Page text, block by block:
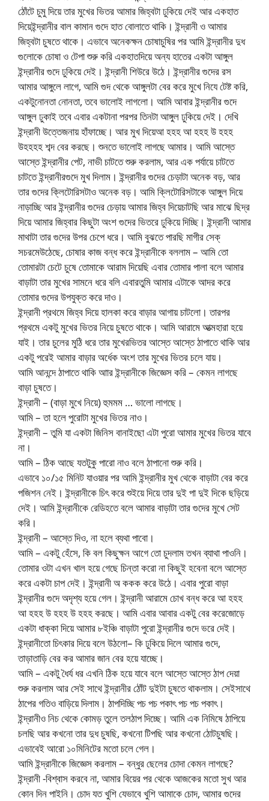
ঠোঁটে চুমু দিয়ে তার মুখের ভিতর আমার জিহ্বটা ঢুকিয়ে দেই আর একহাত
দিয়েইন্দ্রানীর বাল কামান গুদে হাত বোলাতে থাকি। ইন্দ্রানী ও আমার
জিহ্বটা চুষতে থাকে। এভাবে অনেকক্ষন চোষাচুষির পর আমি ইন্দ্রানীর দুধ
গুলোকে চোষা ও টেপা শুরু করি একহাতদিয়ে অন্য হাতের একটা আঙ্গুল
ইন্দ্রানীর গুদে ঢুকিয়ে দেই। ইন্দ্রানী শিউরে উঠে। ইন্দ্রানীর গুদের রস
আমার আঙ্গুলে লাগে, আমি গুদ থেকে আঙ্গুলটা বের করে মুখে নিযে টেষ্ট করি,
একটুনোনতা নোনতা, তবে ভালোই লাগলো। আমি আবার ইন্দ্রানীর গুদে
আঙ্গুল ঢুকাই তবে এবার একটানা পরপর তিনটা আঙ্গুল ঢুকিয়ে দেই। দেখি
ইন্দ্রানী উত্তেজনায় হাঁফাচ্ছে। আর মুখ দিয়েআ হহহ আ হহহ উ হহহ
উহহহহ শব্দ বের করছে। শুনতে ভালোই লাগছে আমার। আমি আস্তে
আস্তে ইন্দ্রানীর পেট, নাভী চাটতে শুরু করলাম, আর এক পর্যায়ে চাটতে
চাটতে ইন্দ্রানীরগুদে মুখ দিলাম। ইন্দ্রানীর গুদের চেড়াটা অনেক বড়, আর
তার গুদের ক্লিটোরিসটাও অনেক বড়। আমি ক্লিটোরিসটাকে আঙ্গুল দিয়ে
নাড়াচ্ছি আর ইন্দ্রানীর গুদের চেড়ায় আমার জিহ্ব দিয়েচাটছি আর মাঝে ছিদ্র
দিয়ে আমার জিহ্বার কিছুটা অংশ গুদের ভিতরে ঢুকিয়ে দিচ্ছি। ইন্দ্রানী আমার
মাথাটা তার গুদের উপর চেপে ধরে। আমি বুঝতে পারছি মাগীর সেক্
সচরমেউঠেছে, চোষার কাজ বন্ধ করে ইন্দ্রানীকে বললাম – আমি তো
তোমারটা চেটে চুষে তোমাকে আরাম দিয়েছি এবার তোমার পালা বলে আমার
বাড়াটা তার মুখের সামনে ধরে বলি এবারতুমি আমার এটাকে আদর করে
তোমার গুদের উপযুক্ত করে দাও।
ইন্দ্রানী প্রথমে জিহ্ব দিয়ে হালকা করে বাড়ার আগায় চাটলো। তারপর
প্রথমে একটু মুখের ভিতর নিয়ে চুষতে থাকে। আমি আরামে আত্মহারা হয়ে
যাই। তার চুলের মুঠি ধরে তার মুখেরভিতর আস্তে আস্তে ঠাপাতে থাকি আর
একটু পরেই আমার বাড়ার অর্ধেক অংশ তার মুখের ভিতর চলে যায়।
আমি আনন্দে ঠাপাতে থাকি আার ইন্দ্রানীকে জিজ্ঞেস করি – কেমন লাগছে
বাড়া চুষতে।
ইন্দ্রানী – (বাড়া মুখে নিয়ে) হুমমম … ভালো লাগছে।
আমি – তা হলে পুরোটা মুখের ভিতর নাও।
ইন্দ্রানী – তুমি যা একটা জিনিস বানাইছো এটা পুরো আমার মুখের ভিতর যাবে
না।
আমি – ঠিক আছে যতটুকু পারো নাও বলে ঠাপানো শুরু করি।
এভাবে ১০/১৫ মিনিট যাওয়ার পর আমি ইন্দ্রানীর মুখ থেকে বাড়াটা বের করে
পজিশন নেই। ইন্দ্রানীকে চিৎ করে শুইয়ে দিয়ে তার দুই পা দুই দিকে ছড়িয়ে
দেই। আমি ইন্দ্রানীকে রেডিহতে বলে আমার বাড়াটা তার গুদের মুখে সেট
করি।
ইন্দ্রানী – আস্তে দিও, না হলে ব্যথা পাবো।
আমি – একটু হেঁসে, কি বল কিছুক্ষন আগে তো চুদলাম তখন ব্যাথা পাওনি।
তোমার ওটা এখন খাল হয়ে গেছে চিন্তা করো না কিছুই হবেনা বলে আস্তে
করে একটা চাপ দেই। ইন্দ্রানী অ ককক করে উঠে। এবার পুরো বাড়া
ইন্দ্রানীর গুদে অদৃশ্য হয়ে গেল। ইন্দ্রানী আরামে চোখ বন্ধ করে আ হহহ
আ হহহ উ হহহ উ হহহ করছে। আমি এবার আবার একটু বের করেজোড়ে
একটা ধাক্কা দিয়ে আমার ৮ইঞ্চি বাড়াটা পুরো ইন্দ্রানীর গুদে ভরে দেই।
ইন্দ্রানীতো চিৎকার দিয়ে বলে উঠলো– কি ঢুকিয়ে দিলে আমার গুদে,
তাড়াতাড়ি বের কর আমার জান বের হয়ে যাচ্ছে।
আমি – একটু ধৈর্য ধর এখনি ঠিক হয়ে যাবে বলে আস্তে আস্তে ঠাপ দেয়া
শুরু করলাম আর সেই সাথে ইন্দ্রানীর ঠোঁট দুইটা চুষতে থাকলাম। সেইসাথে
ঠাপের গতিও বাড়িয়ে দিলাম। ঠাপদিচ্ছি পচ পচ পকাৎ পচ পচ পকাৎ।
ইন্দ্রানীও নিচ থেকে কোমড় তুলে তলঠাপ দিচ্ছে। আমি এক নিমিষে ঠাপিয়ে
চলছি আর কখনো তার দুধ চুষছি, কখনো টিপছি আর কখনো ঠোটচুষছি।
এভাবেই আরো ১০মিনিটের মতো চলে গেল।
আমি ইন্দ্রানীকে জিজ্ঞেস করলাম – বন্ধুর ছেলের চোদা কেমন লাগছে?
ইন্দ্রানী -বিশ্বাস করবে না, আমার বিয়ের পর থেকে আজকের মতো সুখ আর
কোন দিন পাইনি। চোদ যত খুশি যেভাবে খুশি আমাকে চোদ, আমার গুদের